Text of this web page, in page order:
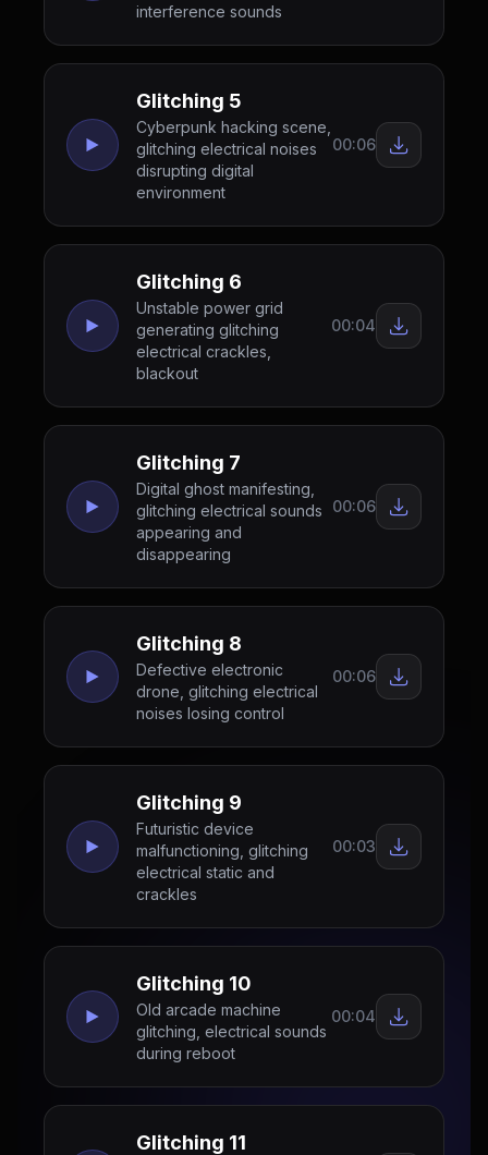
interference sounds
Glitching 5
Cyberpunk hacking scene,
glitching electrical noises
disrupting digital
environment
00:06
Glitching 6
Unstable power grid
generating glitching
electrical crackles,
blackout
00:04
Glitching 7
Digital ghost manifesting,
glitching electrical sounds
appearing and
disappearing
00:06
Glitching 8
Defective electronic
drone, glitching electrical
noises losing control
00:06
Glitching 9
Futuristic device
malfunctioning, glitching
electrical static and
crackles
00:03
Glitching 10
Old arcade machine
glitching, electrical sounds
during reboot
00:04
Glitching 11